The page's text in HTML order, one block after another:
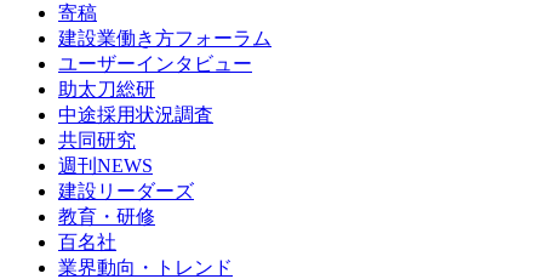
寄稿
建設業働き方フォーラム
ユーザーインタビュー
助太刀総研
中途採用状況調査
共同研究
週刊NEWS
建設リーダーズ
教育・研修
百名社
業界動向・トレンド